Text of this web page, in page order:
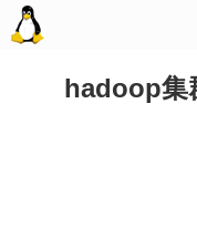
hadoop集